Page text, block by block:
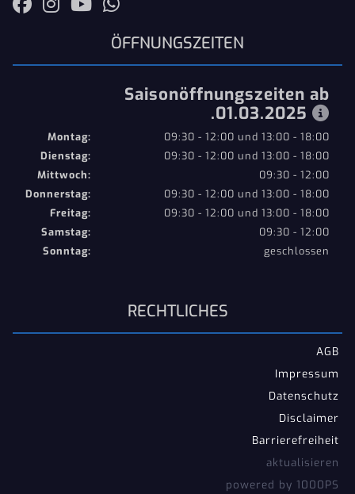
ÖFFNUNGSZEITEN
Saisonöffnungszeiten ab
.01.03.2025
Montag:
09:30 - 12:00 und 13:00 - 18:00
Dienstag:
09:30 - 12:00 und 13:00 - 18:00
Mittwoch:
09:30 - 12:00
Donnerstag:
09:30 - 12:00 und 13:00 - 18:00
Freitag:
09:30 - 12:00 und 13:00 - 18:00
Samstag:
09:30 - 12:00
Sonntag:
geschlossen
RECHTLICHES
AGB
Impressum
Datenschutz
Disclaimer
Barrierefreiheit
aktualisieren
powered by 1000PS